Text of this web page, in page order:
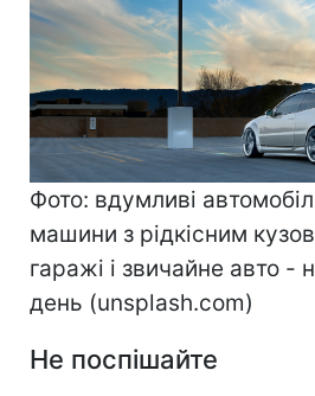
Фото: вдумливі
машини з рідкісним
гаражі і звичайне авто -
день (unsplash.com)
Не поспішайте